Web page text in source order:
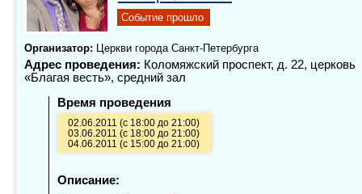
Событие прошло
Организатор: Церкви города Санкт-Петербурга
Адрес проведения: Коломяжский проспект, д. 22, церковь
«Благая весть», средний зал
Время проведения
02.06.2011 (с 18:00 до 21:00)
03.06.2011 (с 18:00 до 21:00)
04.06.2011 (с 15:00 до 21:00)
Описание: